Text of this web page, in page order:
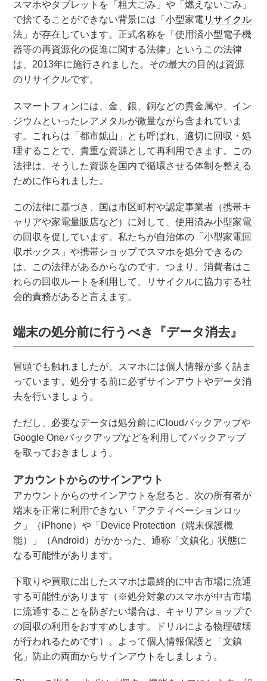
スマホやタブレットを「粗大ごみ」や「燃えないごみ」
で捨てることができない背景には「小型家電リサイクル
法」が存在しています。正式名称を「使用済小型電子機
器等の再資源化の促進に関する法律」というこの法律
は、2013年に施行されました。その最大の目的は資源
のリサイクルです。
スマートフォンには、金、銀、銅などの貴金属や、イン
ジウムといったレアメタルが微量ながら含まれていま
す。これらは「都市鉱山」とも呼ばれ、適切に回収・処
理することで、貴重な資源として再利用できます。この
法律は、そうした資源を国内で循環させる体制を整える
ために作られました。
この法律に基づき、国は市区町村や認定事業者（携帯キ
ャリアや家電量販店など）に対して、使用済み小型家電
の回収を促しています。私たちが自治体の「小型家電回
収ボックス」や携帯ショップでスマホを処分できるの
は、この法律があるからなのです。つまり、消費者はこ
れらの回収ルートを利用して、リサイクルに協力する社
会的責務があると言えます。
端末の処分前に行うべき『データ消去』
冒頭でも触れましたが、スマホには個人情報が多く詰ま
っています。処分する前に必ずサインアウトやデータ消
去を行いましょう。
ただし、必要なデータは処分前にiCloudバックアップや
Google Oneバックアップなどを利用してバックアップ
を取っておきましょう。
アカウントからのサインアウト
アカウントからのサインアウトを怠ると、次の所有者が
端末を正常に利用できない「アクティベーションロッ
ク」（iPhone）や「Device Protection（端末保護機
能）」（Android）がかかった、通称「文鎮化」状態に
なる可能性があります。
下取りや買取に出したスマホは最終的に中古市場に流通
する可能性があります（※処分対象のスマホが中古市場
に流通することを防ぎたい場合は、キャリアショップで
の回収の利用をおすすめします。ドリルによる物理破壊
が行われるためです）。よって個人情報保護と「文鎮
化」防止の両面からサインアウトをしましょう。